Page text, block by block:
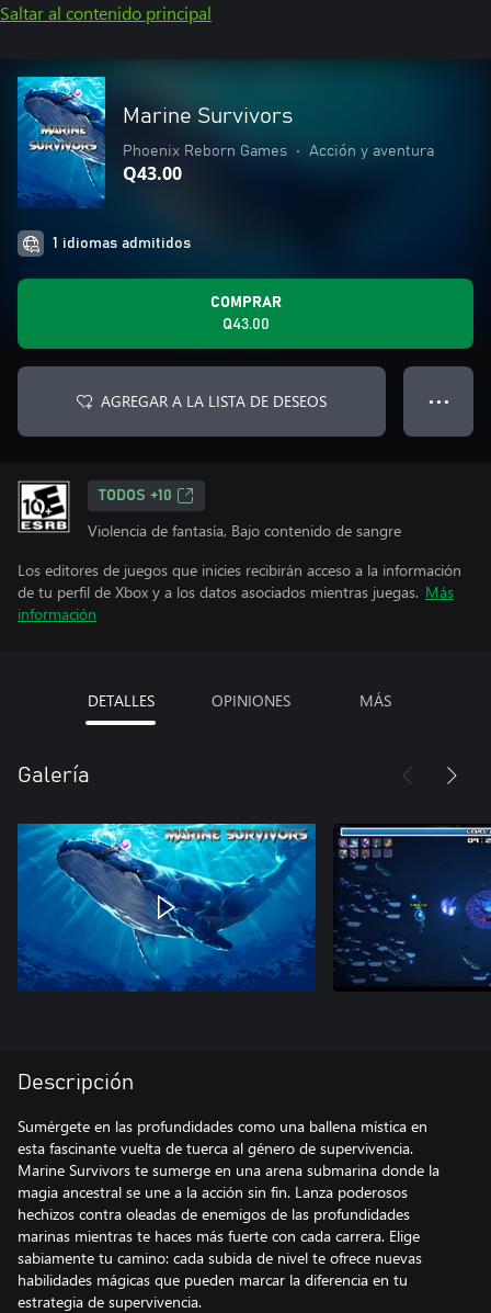
Saltar al contenido principal
Marine Survivors
Phoenix Reborn Games • Acción y aventura
Q43.00
1 idiomas admitidos
COMPRAR
Q43.00
AGREGAR A LA LISTA DE DESEOS ● ● ●
TODOS +10
Violencia de fantasía, Bajo contenido de sangre
Los editores de juegos que inicies recibirán acceso a la información
de tu perfil de Xbox y a los datos asociados mientras juegas. Más
información
DETALLES OPINIONES MÁS
Galería
Descripción
Sumérgete en las profundidades como una ballena mística en
esta fascinante vuelta de tuerca al género de supervivencia.
Marine Survivors te sumerge en una arena submarina donde la
magia ancestral se une a la acción sin fin. Lanza poderosos
hechizos contra oleadas de enemigos de las profundidades
marinas mientras te haces más fuerte con cada carrera. Elige
sabiamente tu camino: cada subida de nivel te ofrece nuevas
habilidades mágicas que pueden marcar la diferencia en tu
estrategia de supervivencia.